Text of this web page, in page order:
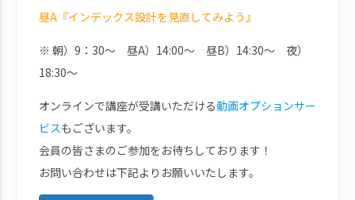
昼A『インデックス設計を見直してみよう』
※ 朝）9：30～ 昼A）14:00～ 昼B）14:30～ 夜）
18:30～
オンラインで講座が受講いただける動画オプションサー
ビスもございます。
会員の皆さまのご参加をお待ちしております！
お問い合わせは下記よりお願いいたします。